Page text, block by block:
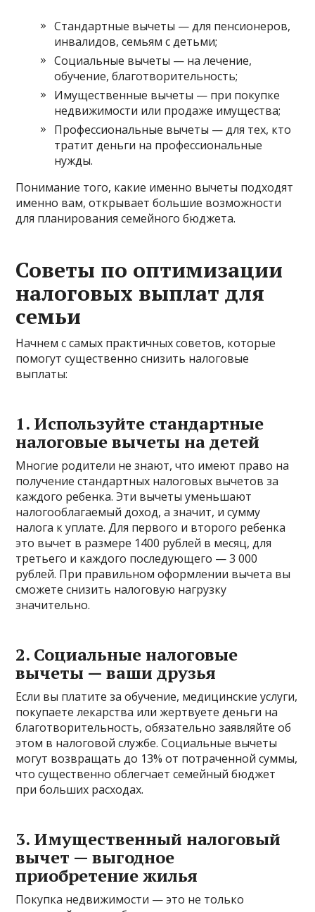
Стандартные вычеты — для пенсионеров,
инвалидов, семьям с детьми;
Социальные вычеты — на лечение,
обучение, благотворительность;
Имущественные вычеты — при покупке
недвижимости или продаже имущества;
Профессиональные вычеты — для тех, кто
тратит деньги на профессиональные
нужды.
Понимание того, какие именно вычеты подходят
именно вам, открывает большие возможности
для планирования семейного бюджета.
Советы по оптимизации
налоговых выплат для
семьи
Начнем с самых практичных советов, которые
помогут существенно снизить налоговые
выплаты:
1. Используйте стандартные
налоговые вычеты на детей
Многие родители не знают, что имеют право на
получение стандартных налоговых вычетов за
каждого ребенка. Эти вычеты уменьшают
налогооблагаемый доход, а значит, и сумму
налога к уплате. Для первого и второго ребенка
это вычет в размере 1400 рублей в месяц, для
третьего и каждого последующего — 3 000
рублей. При правильном оформлении вычета вы
сможете снизить налоговую нагрузку
значительно.
2. Социальные налоговые
вычеты — ваши друзья
Если вы платите за обучение, медицинские услуги,
покупаете лекарства или жертвуете деньги на
благотворительность, обязательно заявляйте об
этом в налоговой службе. Социальные вычеты
могут возвращать до 13% от потраченной суммы,
что существенно облегчает семейный бюджет
при больших расходах.
3. Имущественный налоговый
вычет — выгодное
приобретение жилья
Покупка недвижимости — это не только